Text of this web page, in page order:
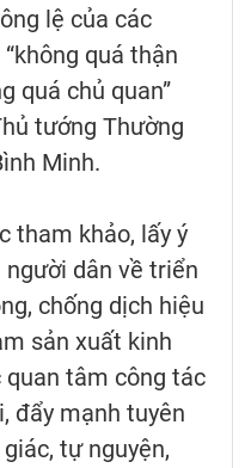
lệ của các
quá thận
quá chủ quan”
tướng Thường
Minh.
tham khảo, lấy ý
người dân về triển
chống dịch hiệu
sản xuất kinh
tâm công tác
đẩy mạnh tuyên
tự nguyện,